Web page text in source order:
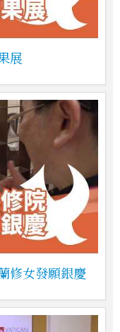
展
修女發願銀慶